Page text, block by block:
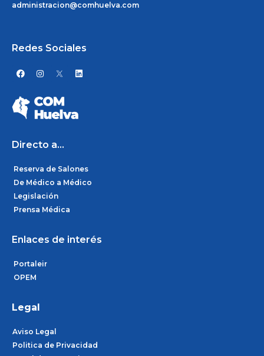
administracion@comhuelva.com
Redes Sociales
F
a
e
b
o
o
I
n
a
g
r
L
i
i
Directo a...
Reserva de Salones
De Médico a Médico
Legislación
Prensa Médica
Enlaces de interés
Portaleir
OPEM
Legal
Aviso Legal
Politica de Privacidad